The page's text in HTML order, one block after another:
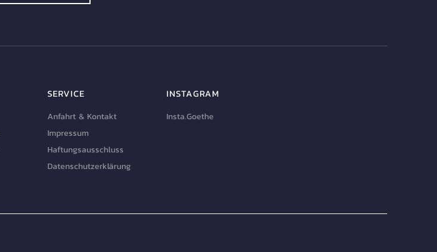
SERVICE
Anfahrt & Kontakt
Impressum
Haftungsausschluss
Datenschutzerklärung
INSTAGRAM
Insta.Goethe